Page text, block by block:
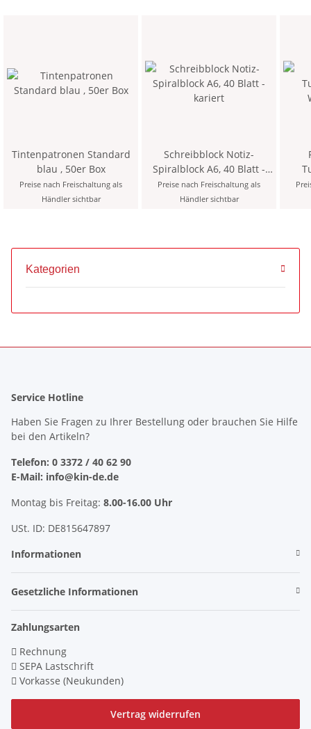
Tintenpatronen Standard
blau , 50er Box
Preise nach Freischaltung als
Händler sichtbar
Schreibblock Notiz-
Spiralblock A6, 40 Blatt -
kariert
Preise nach Freischaltung als
Händler sichtbar
Kategorien
Service Hotline
Haben Sie Fragen zu Ihrer Bestellung oder brauchen Sie Hilfe
bei den Artikeln?
Telefon: 0 3372 / 40 62 90
E-Mail: info@kin-de.de
Montag bis Freitag: 8.00-16.00 Uhr
USt. ID: DE815647897
Informationen
Gesetzliche Informationen
Zahlungsarten
Rechnung
SEPA Lastschrift
Vorkasse (Neukunden)
Vertrag widerrufen